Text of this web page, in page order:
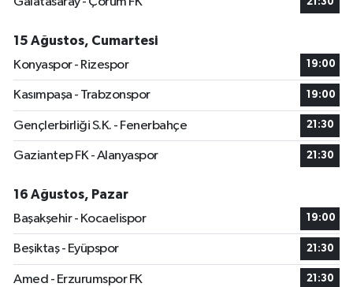
15 Ağustos, Cumartesi
Konyaspor - Rizespor
19:00
Kasımpaşa - Trabzonspor 19:00
Gençlerbirliği S.K. - Fenerbahçe 21:30
Gaziantep FK - Alanyaspor 21:30
16 Ağustos, Pazar
Başakşehir - Kocaelispor
19:00
Beşiktaş - Eyüpspor 21:30
Amed - Erzurumspor FK 21:30